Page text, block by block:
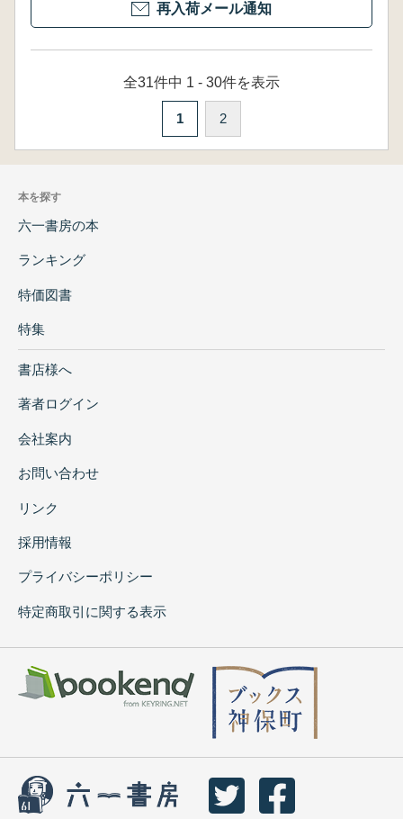
再入荷メール通知
全31件中 1 - 30件を表示
1 2
本を探す
六一書房の本
ランキング
特価図書
特集
書店様へ
著者ログイン
会社案内
お問い合わせ
リンク
採用情報
プライバシーポリシー
特定商取引に関する表示